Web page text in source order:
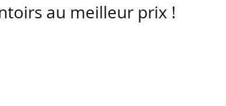
au meilleur prix !